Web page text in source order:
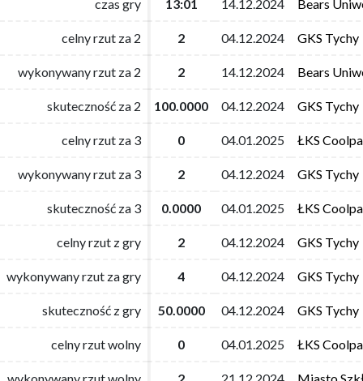
czas gry 13:01 14.12.2024 Bears
celny rzut za 2 2 04.12.2024 GKS Tychy
wykonywany rzut za 2 2 14.12.2024 Bears
skuteczność za 2 100.0000 04.12.2024 GKS Tychy
celny rzut za 3 0 04.01.2025 ŁKS
wykonywany rzut za 3 2 04.12.2024 GKS Tychy
skuteczność za 3 0.0000 04.01.2025 ŁKS
celny rzut z gry 2 04.12.2024 GKS Tychy
wykonywany rzut za gry 4 04.12.2024 GKS Tychy
skuteczność z gry 50.0000 04.12.2024 GKS Tychy
celny rzut wolny 0 04.01.2025 ŁKS
czas gry 13:01 14.12.2024 Bears
celny rzut za 2 2 04.12.2024 GKS Tychy
wykonywany rzut za 2 2 14.12.2024 Bears
skuteczność za 2 100.0000 04.12.2024 GKS Tychy
celny rzut za 3 0 04.01.2025 ŁKS
wykonywany rzut za 3 2 04.12.2024 GKS Tychy
skuteczność za 3 0.0000 04.01.2025 ŁKS
celny rzut z gry 2 04.12.2024 GKS Tychy
wykonywany rzut za gry 4 04.12.2024 GKS Tychy
skuteczność z gry 50.0000 04.12.2024 GKS Tychy
celny rzut wolny 0 04.01.2025 ŁKS